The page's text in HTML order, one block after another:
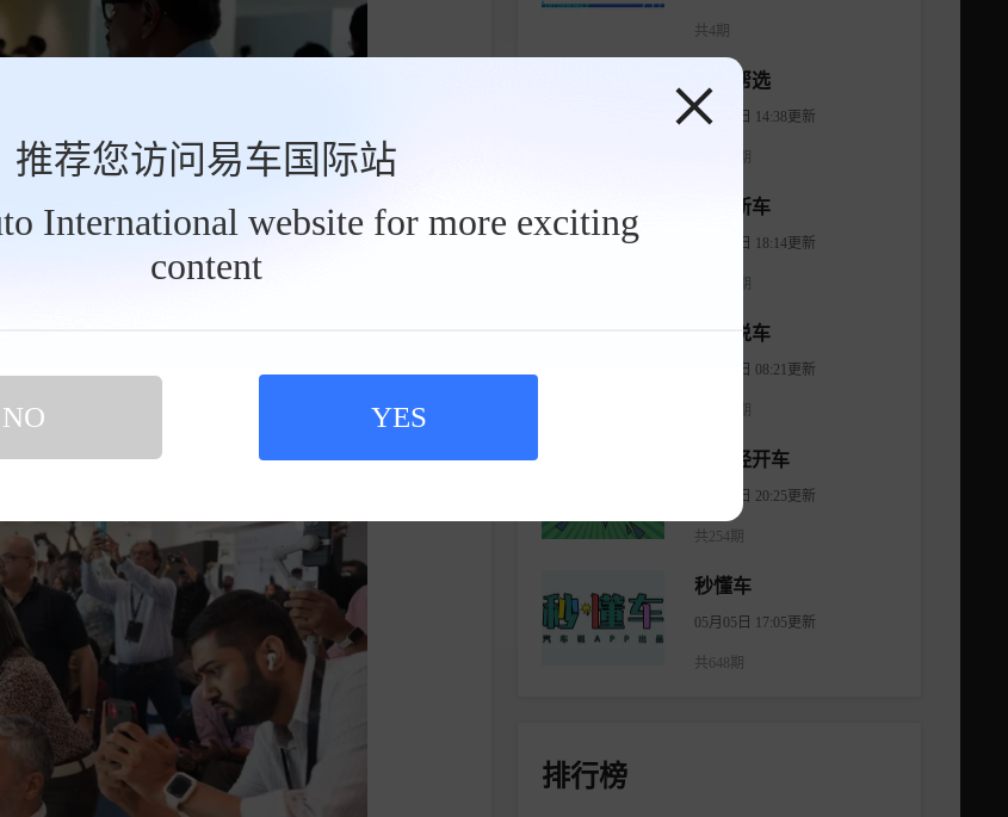
推荐您访问易车国际站
International website for more exciting
content
NO YES
共4期
有车帮选
04月11日 14:38更新
共1474期
智看新车
08月07日 18:14更新
共1176期
大斌说车
08月06日 08:21更新
共2965期
不正经开车
08月18日 20:25更新
共254期
秒懂车
05月05日 17:05更新
共648期
排行榜